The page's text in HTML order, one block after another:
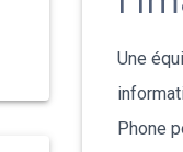
Une
Phone